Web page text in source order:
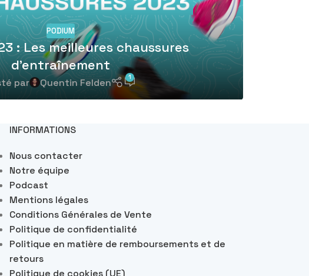
PODIUM
: Les meilleures chaussures
d’entraînement
par Quentin Felden 1
INFORMATIONS
Nous contacter
Notre équipe
Podcast
Mentions légales
Conditions Générales de Vente
Politique de confidentialité
Politique en matière de remboursements et de
retours
Politique de cookies (UE)